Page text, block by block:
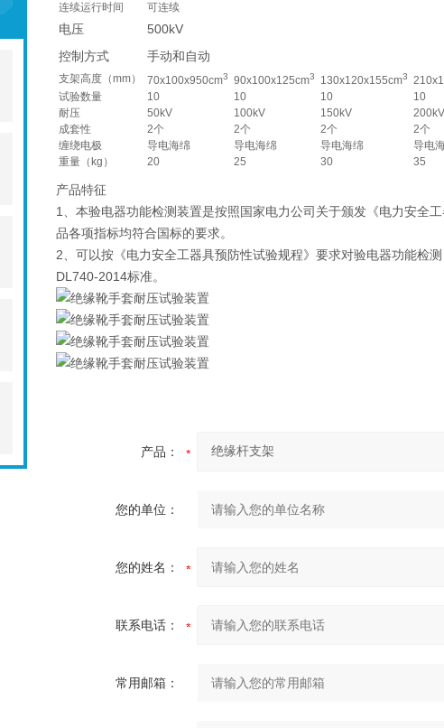
连续运行时间
可连续
电压
500kV
控制方式
手动和自动
支架高度（mm） 70x100x950cm3 90x100x125cm3 130x120x155cm3
试验数量 10 10 10
10
耐压
50kV 100kV 150kV
200kV
成套性
2个 2个 2个
2个
缠绕电极
导电海绵 导电海绵 导电海绵
导电
重量（kg）
20 25 30 35
产品特征
1、本验电器功能检测装置是按照国家电力公司关于颁发《电力安全
品各项指标均符合国标的要求。
2、可以按《电力安全工器具预防性试验规程》要求对验电器功能检
DL740-2014标准。
产品：
您的单位：
您的姓名：
联系电话：
常用邮箱：